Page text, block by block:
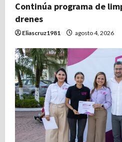
Continúa programa de
drenes
Eliascruz1981 agosto 4, 2026